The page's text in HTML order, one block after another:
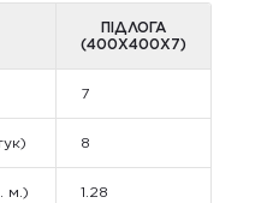
ПІДЛОГА
(400Х400Х7)
7
8
м.) 1.28